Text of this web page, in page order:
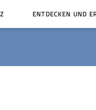
ENTDECKEN UND